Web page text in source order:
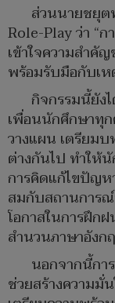
ส่วนนายชยุต
Role-Play ว่า “
เข้าใจความสำคัญ
พร้อมรับมือกับเห
กิจกรรมนี้ยัง
เพื่อนนักศึกษาทุ
วางแผน เตรียม
ต่างกันไป ทำให้
การคิดแก้ไขปัญห
สมกับสถานการ
โอกาสในการฝึก
สำนวนภาษาอังก
นอกจากนี้กา
ช่วยสร้างความมั่